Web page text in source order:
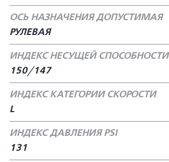
ОСЬ НАЗНАЧЕНИЯ ДОПУСТИМАЯ
РУЛЕВАЯ
ИНДЕКС НЕСУЩЕЙ СПОСОБНОСТИ
150/147
ИНДЕКС КАТЕГОРИИ СКОРОСТИ
L
ИНДЕКС ДАВЛЕНИЯ PSI
131